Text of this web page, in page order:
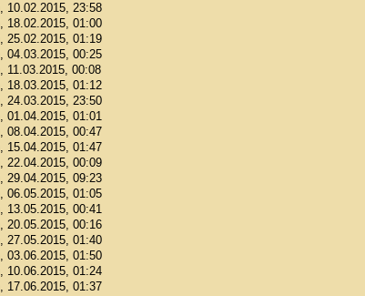
, 10.02.2015, 23:58
, 18.02.2015, 01:00
, 25.02.2015, 01:19
, 04.03.2015, 00:25
, 11.03.2015, 00:08
, 18.03.2015, 01:12
, 24.03.2015, 23:50
, 01.04.2015, 01:01
, 08.04.2015, 00:47
, 15.04.2015, 01:47
, 22.04.2015, 00:09
, 29.04.2015, 09:23
, 06.05.2015, 01:05
, 13.05.2015, 00:41
, 20.05.2015, 00:16
, 27.05.2015, 01:40
, 03.06.2015, 01:50
, 10.06.2015, 01:24
, 17.06.2015, 01:37